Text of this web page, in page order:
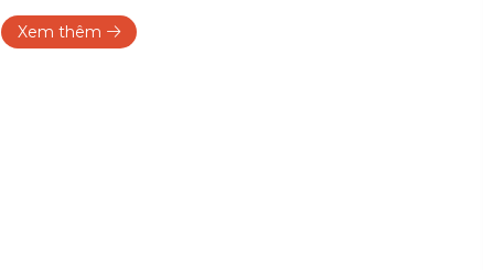
NỐI & MỞ RỘNG CƠ HỘI CHO SINH VIÊN
Xem thêm